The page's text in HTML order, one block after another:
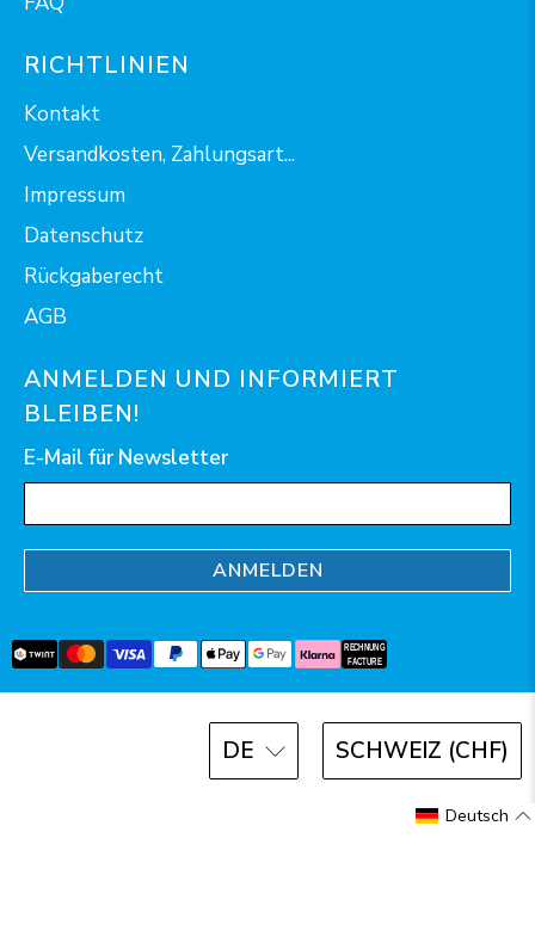
RICHTLINIEN
Kontakt
Versandkosten, Zahlungsart...
Impressum
Datenschutz
Rückgaberecht
AGB
ANMELDEN UND INFORMIERT
BLEIBEN!
E-Mail für Newsletter
ANMELDEN
DE SCHWEIZ (CHF)
Deutsch